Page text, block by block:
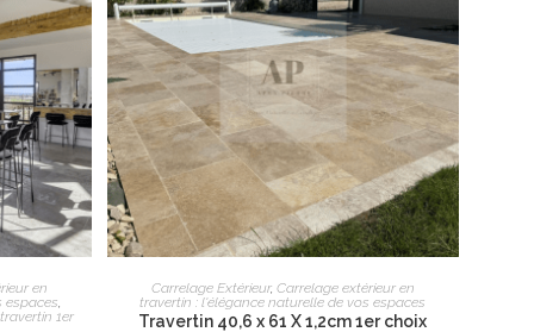
en
espaces
1er
AJOUTER AU PANIER
Carrelage Extérieur, Carrelage extérieur en
travertin : l'élégance naturelle de vos espaces
Travertin 40,6 x 61 X 1,2cm 1er choix
NOTRE BOUTIQUE